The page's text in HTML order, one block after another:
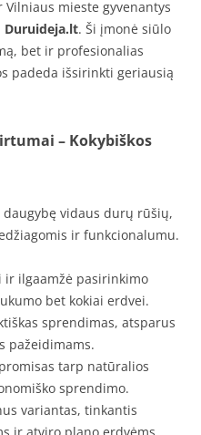
mieste gyvenantys
Duruideja.lt. Ši įmonė siūlo
bet ir profesionalias
padeda išsirinkti geriausią
– Kokybiškos
vidaus durų rūšių,
ir funkcionalumu.
ir ilgaamžė pasirinkimo
bet kokiai erdvei.
sprendimas, atsparus
pažeidimams.
tarp natūralios
sprendimo.
variantas, tinkantis